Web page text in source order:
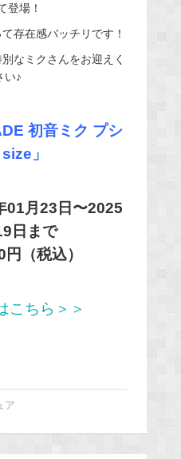
登場！
存在感バッチリです！
なミクさんをお迎えく
い♪
初音ミク プシ
」
01月23日〜2025
日まで
（税込）
こちら＞＞
ア